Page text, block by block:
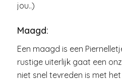
jou..)
Maagd:
Een maagd is een
rustige uiterlijk gaat een
niet snel tevreden is met